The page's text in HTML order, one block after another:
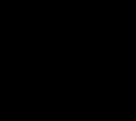
. 이는 단순히 맞춤형 콘텐츠 제공
방향으로 발전하고 있습니다. 이는
수 있습니다. 정교한 개인화는 AI와
다.
림과 제안 제공